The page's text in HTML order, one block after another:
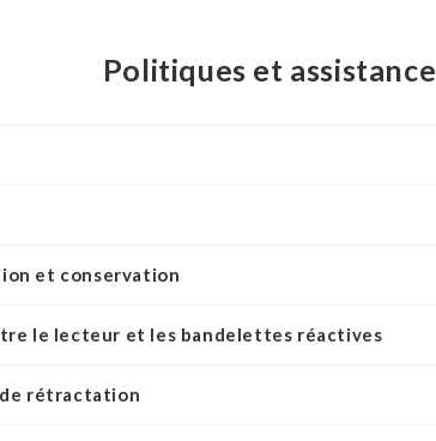
Politiques et assistance
et conservation
le lecteur et les bandelettes réactives
rétractation